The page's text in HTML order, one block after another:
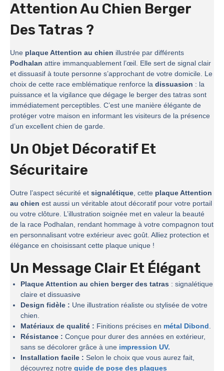
Attention Au Chien Berger
Des Tatras ?
Une plaque Attention au chien illustrée par différents
Podhalan attire immanquablement l’œil. Elle sert de signal clair
et dissuasif à toute personne s’approchant de votre domicile. Le
choix de cette race emblématique renforce la dissuasion : la
puissance et la vigilance que dégage le berger des tatras sont
immédiatement perceptibles. C’est une manière élégante de
protéger votre maison en informant les visiteurs de la présence
d’un excellent chien de garde.
Un Objet Décoratif Et
Sécuritaire
Outre l’aspect sécurité et signalétique, cette plaque Attention
au chien est aussi un véritable atout décoratif pour votre portail
ou votre clôture. L’illustration soignée met en valeur la beauté
de la race Podhalan, rendant hommage à votre compagnon tout
en personnalisant votre extérieur avec goût. Alliez protection et
élégance en choisissant cette plaque unique !
Un Message Clair Et Élégant
Plaque Attention au chien berger des tatras : signalétique
claire et dissuasive
Design fidèle : Une illustration réaliste ou stylisée de votre
chien.
Matériaux de qualité : Finitions précises en métal Dibond.
Résistance : Conçue pour durer des années en extérieur,
sans se décolorer grâce à une impression UV.
Installation facile : Selon le choix que vous aurez fait,
découvrez notre guide de pose des plaques